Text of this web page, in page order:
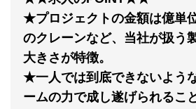
★プロジェクトの金額は億単
のクレーンなど、当社が扱う
大きさが特徴。
★一人では到底できないよう
ームの力で成し遂げられるこ